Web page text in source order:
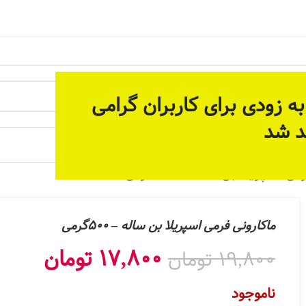
زودی برای کاربران گرامی
شد
اسپریلا بن ساله – 500گرمی
ماکارونی فرمی اسپریلا بن ساله – 500گرمی
19,800تومان 17,800 تومان
ناموجود